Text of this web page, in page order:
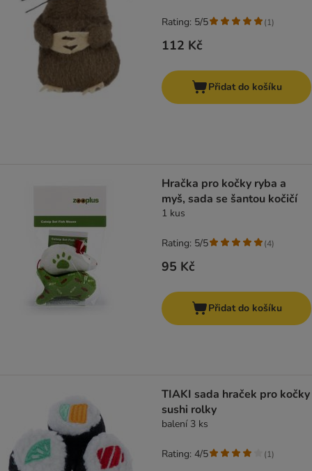
112 Kč
Rating: 5/5 (1)
Přidat do košíku
Hračka pro kočky ryba a
myš, sada se šantou kočičí
1 kus
95 Kč
Rating: 5/5 (4)
Přidat do košíku
TIAKI sada hraček pro kočky
sushi rolky
balení 3 ks
Rating: 4/5 (1)